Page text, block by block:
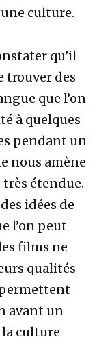
culture.
qu’il
trouver des
que l’on
à quelques
pendant un
nous amène
étendue.
idées de
l’on peut
films ne
qualités
avant un
culture